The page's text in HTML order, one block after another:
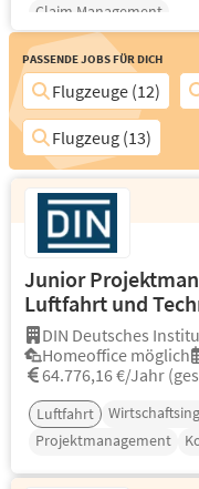
Claim Management
Passende Jobs für Dich
Flugzeuge (12)
Flugzeug (13)
Junior
Luftfahrt und
DIN Deutsches
Homeoffice möglich
64.776,16 €/Jahr
Luftfahrt
Projektmanagement